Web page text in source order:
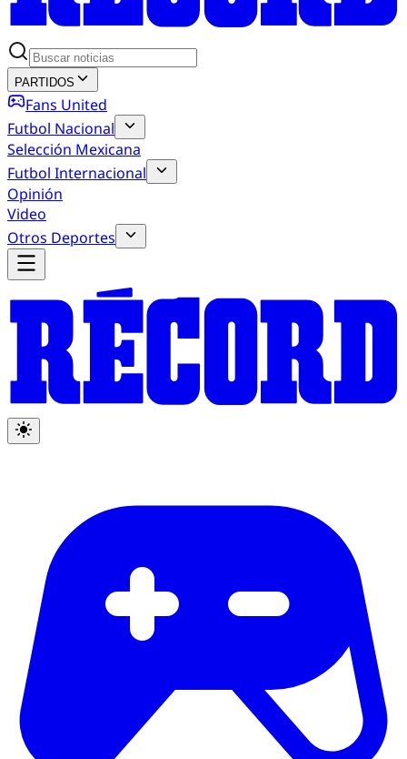
PARTIDOS
Fans United
Futbol Nacional
Selección Mexicana
Futbol Internacional
Opinión
Video
Otros Deportes